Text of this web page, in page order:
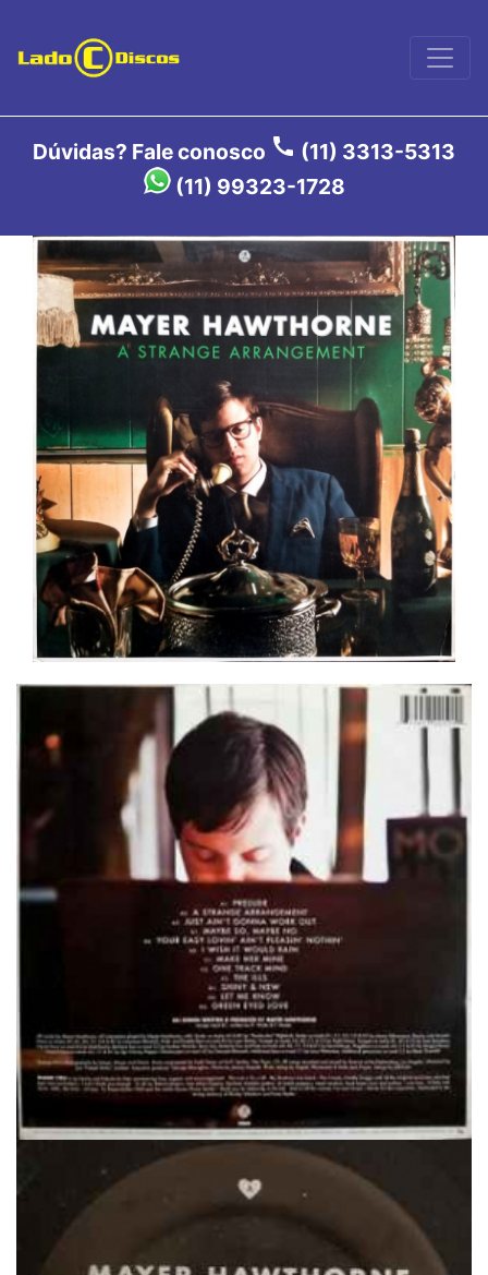
Dúvidas? Fale conosco call (11) 3313-5313
(11) 99323-1728